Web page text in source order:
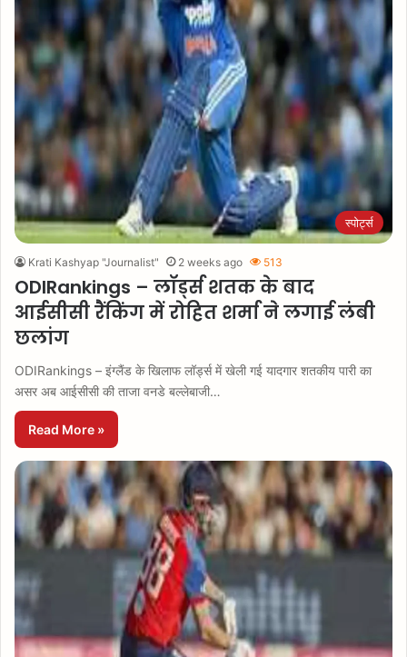
स्पोर्ट्स
Krati Kashyap "Journalist" 2 weeks ago 513
ODIRankings – लॉर्ड्स शतक के बाद
आईसीसी रैंकिंग में रोहित शर्मा ने लगाई लंबी
छलांग
ODIRankings – इंग्लैंड के खिलाफ लॉर्ड्स में खेली गई यादगार शतकीय पारी का
असर अब आईसीसी की ताजा वनडे बल्लेबाजी…
Read More »